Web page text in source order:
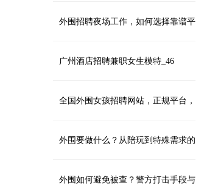
外围招聘夜场工作，如何选择靠谱平
台？
广州酒店招聘兼职女生模特_46
全国外围女孩招聘网站，正规平台，
安全入职
外围要做什么？从陪玩到特殊需求的
多样化服务
外围如何避免被查？警方打击手段与